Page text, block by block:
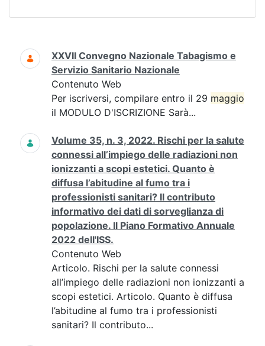
Ricerca
XXVII Convegno Nazionale Tabagismo e
Servizio Sanitario Nazionale
Contenuto Web
Per iscriversi, compilare entro il 29 maggio
il MODULO D'ISCRIZIONE Sarà...
Volume 35, n. 3, 2022. Rischi per la salute
connessi all’impiego delle radiazioni non
ionizzanti a scopi estetici. Quanto è
diffusa l’abitudine al fumo tra i
professionisti sanitari? Il contributo
informativo dei dati di sorveglianza di
popolazione. Il Piano Formativo Annuale
2022 dell'ISS.
Contenuto Web
Articolo. Rischi per la salute connessi
all’impiego delle radiazioni non ionizzanti a
scopi estetici. Articolo. Quanto è diffusa
l’abitudine al fumo tra i professionisti
sanitari? Il contributo...